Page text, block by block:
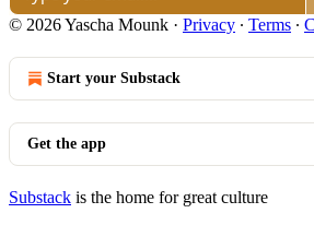
© 2026 Yascha Mounk · Privacy ∙ Terms ∙
Start your Substack
Get the app
Substack is the home for great culture